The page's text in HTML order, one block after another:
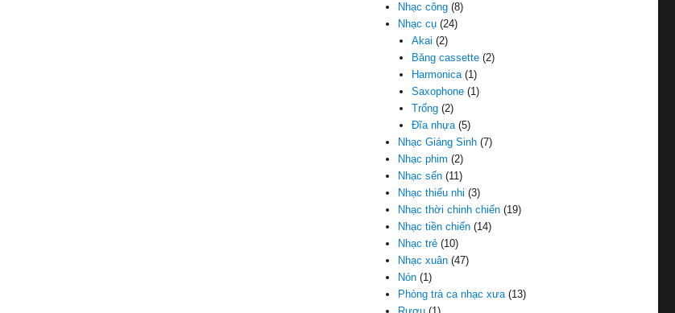
Nhạc công (8)
Nhạc cụ (24)
Akai (2)
Băng cassette(2)
Harmonica(1)
Saxophone(1)
Trống(2)
Đĩa nhựa(5)
Nhạc Giáng Sinh (7)
Nhạc phim (2)
Nhạc sến (11)
Nhạc thiếu nhi (3)
Nhạc thời chinh chiến (19)
Nhạc tiền chiến (14)
Nhạc trẻ (10)
Nhạc xuân (47)
Nón (1)
Phòng trà ca nhạc xưa(13)